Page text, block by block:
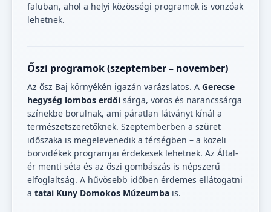
faluban, ahol a helyi közösségi programok is vonzóak
lehetnek.
Őszi programok (szeptember – november)
Az ősz Baj környékén igazán varázslatos. A Gerecse
hegység lombos erdői sárga, vörös és narancssárga
színekbe borulnak, ami páratlan látványt kínál a
természetszeretőknek. Szeptemberben a szüret
időszaka is megelevenedik a térségben – a közeli
borvidékek programjai érdekesek lehetnek. Az Által-
ér menti séta és az őszi gombászás is népszerű
elfoglaltság. A hűvösebb időben érdemes ellátogatni
a tatai Kuny Domokos Múzeumba is.